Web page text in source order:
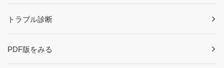
トラブル診断
PDF版をみる